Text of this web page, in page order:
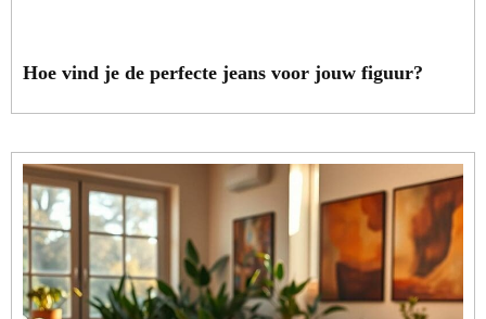
Hoe vind je de perfecte jeans voor jouw figuur?